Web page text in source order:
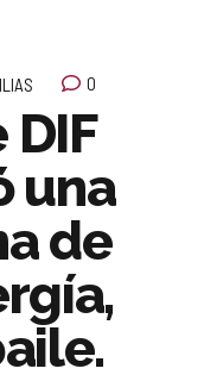
0
DIF
una
de